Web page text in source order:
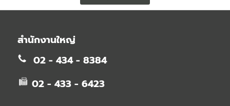
สำนักงานใหญ่
02 - 434 - 8384
02 - 433 - 6423